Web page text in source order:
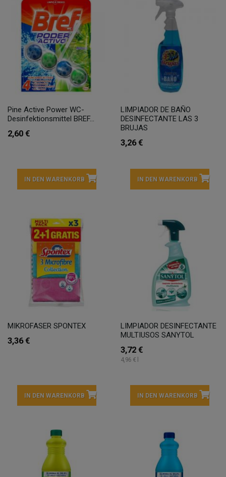
Pine Active Power WC-
Desinfektionsmittel BREF...
2,60 €
IN DEN WARENKORB
LIMPIADOR DE BAÑO
DESINFECTANTE LAS 3
BRUJAS
3,26 €
IN DEN WARENKORB
MIKROFASER SPONTEX
3,36 €
IN DEN WARENKORB
LIMPIADOR DESINFECTANTE
MULTIUSOS SANYTOL
3,72 €
4,96 € l
IN DEN WARENKORB